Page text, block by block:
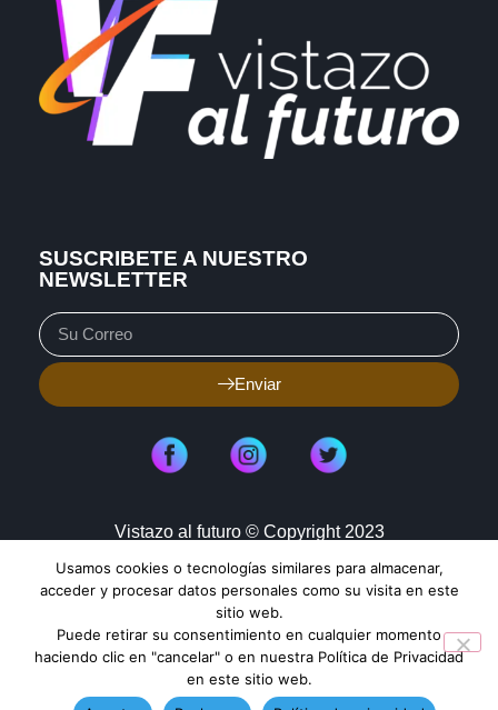
SUSCRIBETE A NUESTRO
NEWSLETTER
Enviar
Vistazo al futuro © Copyright 2023
Aviso de Privacidad
Política de Cookies
Mapa de Sitio
TENDENCIAS HOY
Usamos cookies o tecnologías similares para almacenar,
acceder y procesar datos personales como su visita en este
sitio web.
Puede retirar su consentimiento en cualquier momento
haciendo clic en "cancelar" o en nuestra Política de Privacidad
en este sitio web.